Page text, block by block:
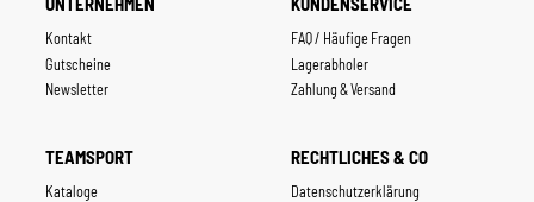
Kontakt
Gutscheine
Newsletter
FAQ / Häufige Fragen
Lagerabholer
Zahlung & Versand
TEAMSPORT
Kataloge
RECHTLICHES & CO
Datenschutzerklärung